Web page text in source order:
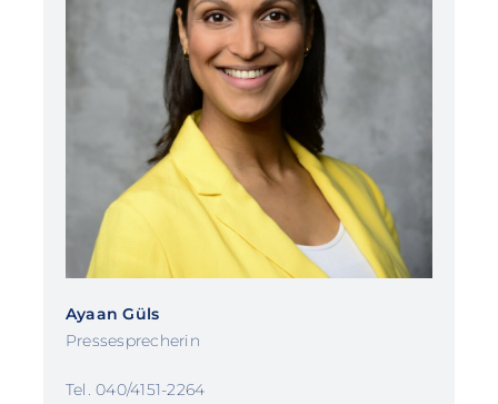
Ayaan Güls
Pressesprecherin
Tel. 040/4151-2264